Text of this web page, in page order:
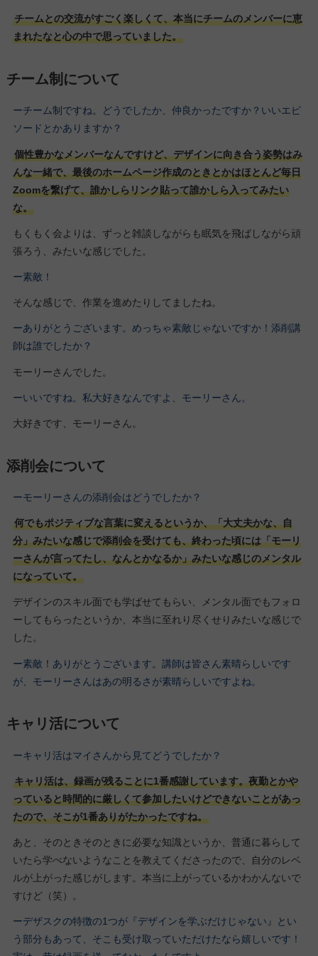
チームとの交流がすごく楽しくて、本当にチームのメンバーに恵
まれたなと心の中で思っていました。
チーム制について
ーチーム制ですね。どうでしたか、仲良かったですか？いいエピ
ソードとかありますか？
個性豊かなメンバーなんですけど、デザインに向き合う姿勢はみ
んな一緒で、最後のホームページ作成のときとかはほとんど毎日
Zoomを繋げて、誰かしらリンク貼って誰かしら入ってみたい
な。
もくもく会よりは、ずっと雑談しながらも眠気を飛ばしながら頑
張ろう、みたいな感じでした。
ー素敵！
そんな感じで、作業を進めたりしてましたね。
ーありがとうございます。めっちゃ素敵じゃないですか！添削講
師は誰でしたか？
モーリーさんでした。
ーいいですね。私大好きなんですよ、モーリーさん。
大好きです、モーリーさん。
添削会について
ーモーリーさんの添削会はどうでしたか？
何でもポジティブな言葉に変えるというか、「大丈夫かな、自
分」みたいな感じで添削会を受けても、終わった頃には「モーリ
ーさんが言ってたし、なんとかなるか」みたいな感じのメンタル
になっていて。
デザインのスキル面でも学ばせてもらい、メンタル面でもフォロ
ーしてもらったというか、本当に至れり尽くせりみたいな感じで
した。
ー素敵！ありがとうございます。講師は皆さん素晴らしいです
が、モーリーさんはあの明るさが素晴らしいですよね。
キャリ活について
ーキャリ活はマイさんから見てどうでしたか？
キャリ活は、録画が残ることに1番感謝しています。夜勤とかや
っていると時間的に厳しくて参加したいけどできないことがあっ
たので、そこが1番ありがたかったですね。
あと、そのときそのときに必要な知識というか、普通に暮らして
いたら学べないようなことを教えてくださったので、自分のレベ
ルが上がった感じがします。本当に上がっているかわかんないで
すけど（笑）。
ーデザスクの特徴の1つが『デザインを学ぶだけじゃない』とい
う部分もあって、そこも受け取っていただけたなら嬉しいです！